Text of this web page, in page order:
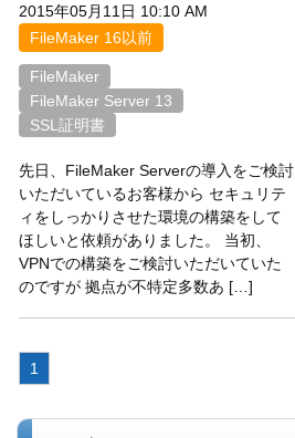
2015年05月11日 10:10 AM
FileMaker 16以前
FileMaker
FileMaker Server 13
SSL証明書
先日、FileMaker Serverの導入をご検討
いただいているお客様から セキュリテ
ィをしっかりさせた環境の構築をして
ほしいと依頼がありました。 当初、
VPNでの構築をご検討いただいていた
のですが 拠点が不特定多数あ […]
1